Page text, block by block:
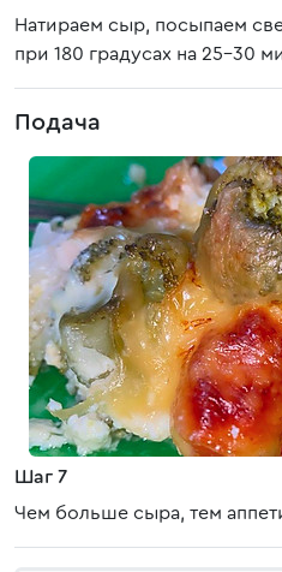
Натираем сыр, посыпаем
при 180 градусах на 25-30
Подача
Шаг 7
Чем больше сыра, тем